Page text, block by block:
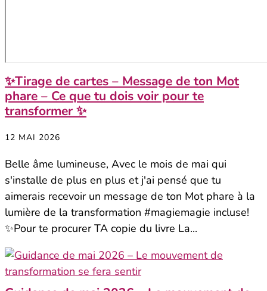
✨Tirage de cartes – Message de ton Mot
phare – Ce que tu dois voir pour te
transformer ✨
12 MAI 2026
Belle âme lumineuse, Avec le mois de mai qui
s'installe de plus en plus et j'ai pensé que tu
aimerais recevoir un message de ton Mot phare à la
lumière de la transformation #magiemagie incluse!
✨Pour te procurer TA copie du livre La...